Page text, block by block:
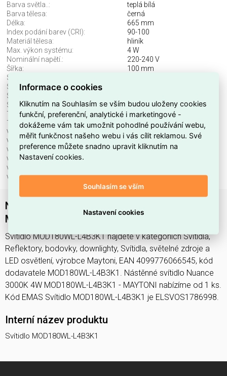
Barva světla..:
teplá bílá
Barva tělesa:
černá
Délka:
665 mm
Index podání barev (CRI):
90-100
Materiál tělesa:
hliník
Max. výkon systému:
4 W
Nominální napětí.:
220-240 V
Šířka:
100 mm
Stmívatelné:
Stupeň krytí (IP), přední:
Světelný tok:
Světelný zdroj:
LED neměnitelný
Teplota barvy.:
3000 K
Třída ochrany:
II
Včetně svět. zdroje:
ano
Vhodné pro počet svět. zdrojů:
Vhodné pro výkon světel. zdroje:
4 W
Vnější průměr:
Výška/hloubka:
Vyzařovací úhel.:
paprsek 20 až 40 °
Nástěnné svítidlo Nuance 3000K 4W
MOD180WL-L4B3K1 - MAYTONI
Svítidlo MOD180WL-L4B3K1 najdete v kategoriích Svítidla,
Reflektory, bodovky, downlighty, Svítidla, světelné zdroje a
LED osvětlení, výrobce Maytoni, EAN 4099776066545, kód
dodavatele MOD180WL-L4B3K1. Nástěnné svítidlo Nuance
3000K 4W MOD180WL-L4B3K1 - MAYTONI nabízíme od 1 ks.
Kód EMAS Svítidlo MOD180WL-L4B3K1 je ELSVOS1786998.
Interní název produktu
Svítidlo MOD180WL-L4B3K1
Informace o cookies
Kliknutím na Souhlasím se vším budou uloženy cookies
funkční, preferenční, analytické i marketingové -
dokážeme vám tak umožnit pohodlné používání webu,
měřit funkčnost našeho webu i vás cílit reklamou. Své
preference můžete snadno upravit kliknutím na
Nastavení cookies.
Souhlasím se vším
Nastavení cookies